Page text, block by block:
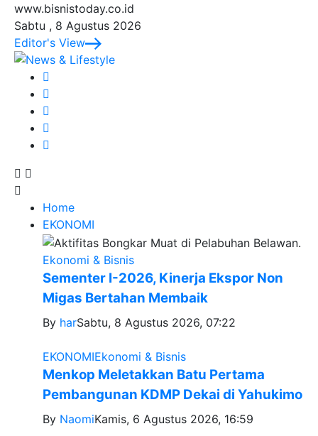
www.bisnistoday.co.id
Sabtu , 8 Agustus 2026
Editor's View
Home
EKONOMI
Ekonomi & Bisnis
Sementer I-2026, Kinerja Ekspor Non
Migas Bertahan Membaik
By harSabtu, 8 Agustus 2026, 07:22
EKONOMIEkonomi & Bisnis
Menkop Meletakkan Batu Pertama
Pembangunan KDMP Dekai di Yahukimo
By NaomiKamis, 6 Agustus 2026, 16:59